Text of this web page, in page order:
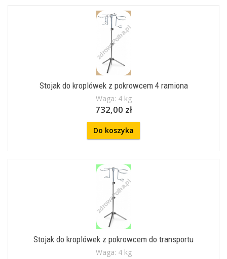
Stojak do kroplówek z pokrowcem 4 ramiona
Waga: 4 kg
732,00 zł
Do koszyka
Stojak do kroplówek z pokrowcem do transportu
Waga: 4 kg